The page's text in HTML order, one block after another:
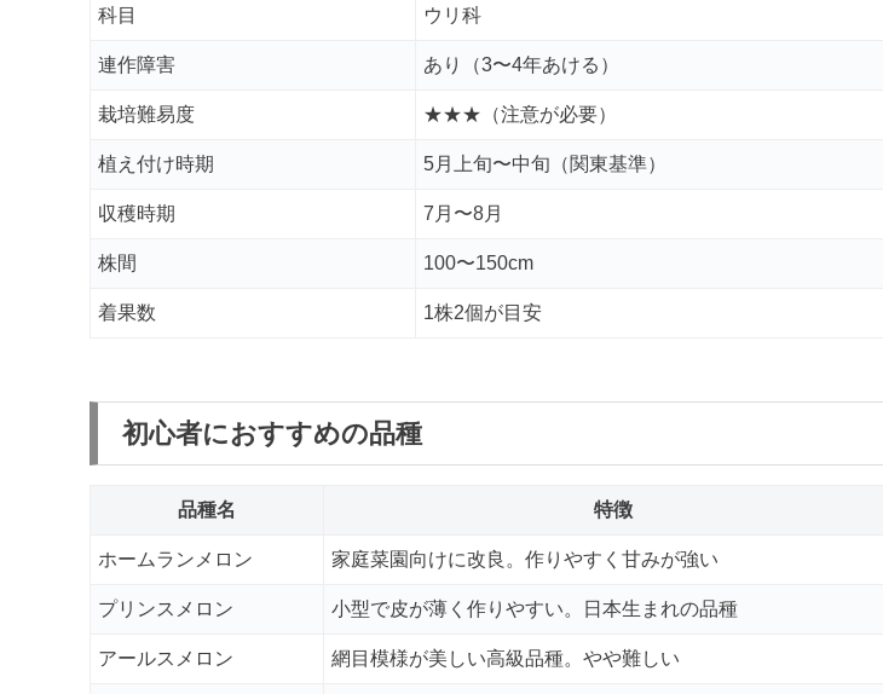
科目 ウリ科
連作障害 あり（3〜4年あける）
栽培難易度 ★★★（注意が必要）
植え付け時期 5月上旬〜中旬（関東基準）
収穫時期 7月〜8月
株間 100〜150cm
着果数 1株2個が目安
初心者におすすめの品種
品種名 特徴
ホームランメロン 家庭菜園向けに改良。作りやすく甘みが強い
プリンスメロン 小型で皮が薄く作りやすい。日本生まれの品種
アールスメロン 網目模様が美しい高級品種。やや難しい